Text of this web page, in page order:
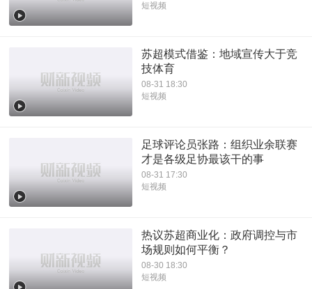
短视频
苏超模式借鉴：地域宣传大于竞
技体育
08-31 18:30
短视频
足球评论员张路：组织业余联赛
才是各级足协最该干的事
08-31 17:30
短视频
热议苏超商业化：政府调控与市
场规则如何平衡？
08-30 18:30
短视频